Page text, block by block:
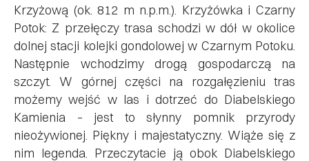
Krzyżową (ok. 812 m n.p.m.). Krzyżówka i Czarny
Potok: Z przełęczy trasa schodzi w dół w okolice
dolnej stacji kolejki gondolowej w Czarnym Potoku.
Następnie wchodzimy drogą gospodarczą na
szczyt. W górnej części na rozgałęzieniu tras
możemy wejść w las i dotrzeć do Diabelskiego
Kamienia – jest to słynny pomnik przyrody
nieożywionej. Piękny i majestatyczny. Wiąże się z
nim legenda. Przeczytacie ją obok Diabelskiego